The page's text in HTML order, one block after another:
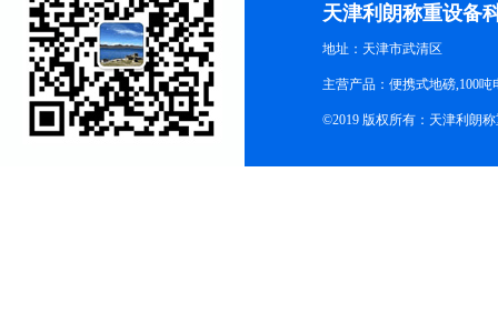
天津利朗称重设备
地址：天津市武清区
主营产品：便携式地磅,100
©2019 版权所有：天津利朗